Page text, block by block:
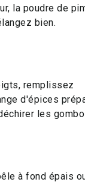
la poudre de
bien.
remplissez
d'épices
les
à fond épais